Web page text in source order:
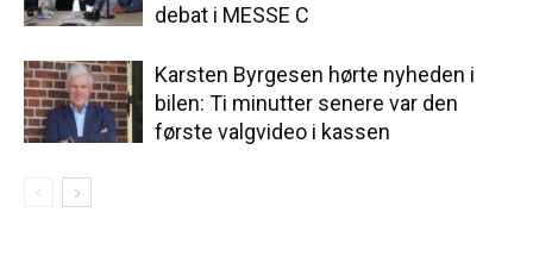
debat i MESSE C
Karsten Byrgesen hørte nyheden i
bilen: Ti minutter senere var den
første valgvideo i kassen